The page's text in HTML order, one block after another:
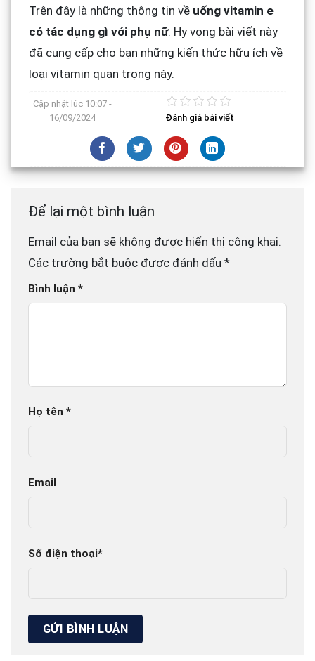
Trên đây là những thông tin về uống vitamin e
có tác dụng gì với phụ nữ. Hy vọng bài viết này
đã cung cấp cho bạn những kiến thức hữu ích về
loại vitamin quan trọng này.
Cập nhật lúc 10:07 -
16/09/2024
Đánh giá bài viết
Để lại một bình luận
Email của bạn sẽ không được hiển thị công khai.
Các trường bắt buộc được đánh dấu *
Bình luận *
Họ tên *
Email
Số điện thoại*